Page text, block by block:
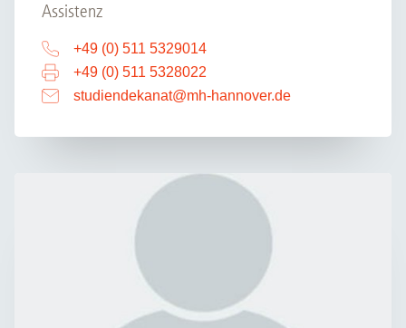
Assistenz
+49 (0) 511 5329014
+49 (0) 511 5328022
studiendekanat@mh-hannover.de